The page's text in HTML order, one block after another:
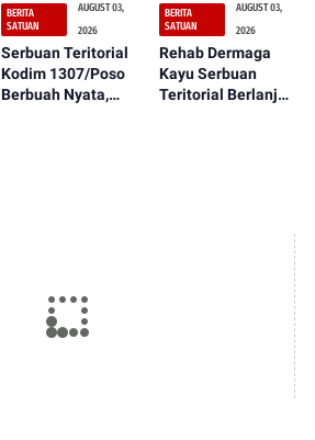
BERITA
SATUAN
AUGUST 03,
2026
Serbuan Teritorial
Kodim 1307/Poso
Berbuah Nyata,
BERITA
SATUAN
AUGUST 03,
2026
Rehab Dermaga
Kayu Serbuan
Teritorial Berlanjut